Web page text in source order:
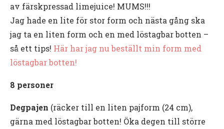
av färskpressad limejuice! MUMS!!!
Jag hade en lite för stor form och nästa gång ska
jag ta en liten form och en med löstagbar botten –
så ett tips! Här har jag nu beställt min form med
löstagbar botten!
8 personer
Degpajen (räcker till en liten pajform (24 cm),
gärna med löstagbar botten! Öka degen till större